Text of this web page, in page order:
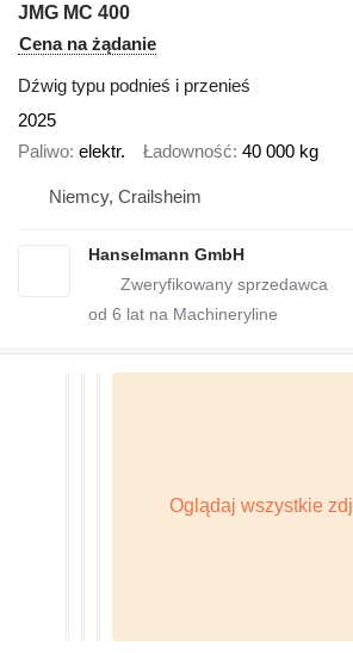
JMG MC 400
Cena na żądanie
Dźwig typu podnieś i przenieś
2025
Paliwo elektr. Ładowność 40 000 kg
Niemcy, Crailsheim
Hanselmann GmbH
od 6 lat na Machineryline